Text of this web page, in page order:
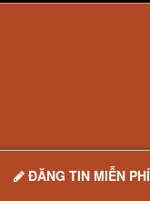
ĐĂNG TIN MIỄN PHÍ